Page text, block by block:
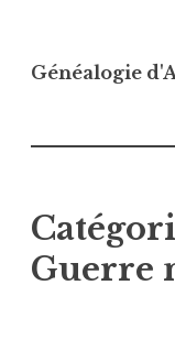
au
Généalogie
Guerre